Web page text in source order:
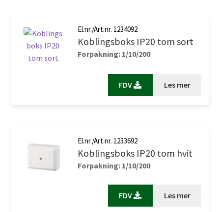
El.nr./Art.nr. 1234092
Koblingsboks IP20 tom sort
Forpakning: 1/10/200
FDV Les mer
El.nr./Art.nr. 1233692
Koblingsboks IP20 tom hvit
Forpakning: 1/10/200
FDV Les mer